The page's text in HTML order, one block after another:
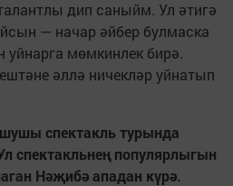
дип саныйм. Ул әтигә
— начар әйбер булмаска
уйнарга мөмкинлек бирә.
әллә ничекләр уйнатып
спектакль турында
спектакльнең популярлыгын
Нәҗибә ападан күрә.